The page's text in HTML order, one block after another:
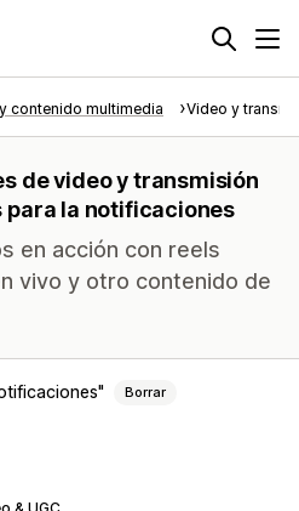
contenido multimedia Video y
de video y transmisión
para la notificaciones
en acción con reels
vivo y otro contenido de
Borrar